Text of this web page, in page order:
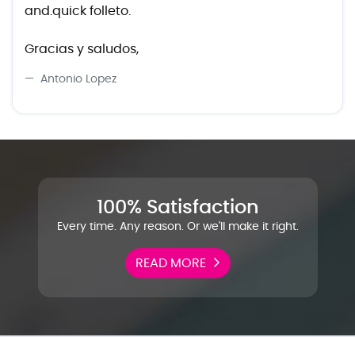
and.quick folleto.
Gracias y saludos,
Antonio Lopez
100% Satisfaction
Every time. Any reason. Or we'll make it right.
READ MORE